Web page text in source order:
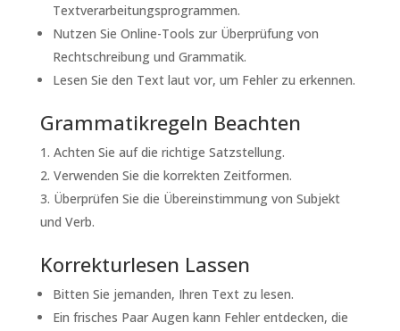
Textverarbeitungsprogrammen.
Nutzen Sie Online-Tools zur Überprüfung von
Rechtschreibung und Grammatik.
Lesen Sie den Text laut vor, um Fehler zu erkennen.
Grammatikregeln Beachten
Achten Sie auf die richtige Satzstellung.
Verwenden Sie die korrekten Zeitformen.
Überprüfen Sie die Übereinstimmung von Subjekt
und Verb.
Korrekturlesen Lassen
Bitten Sie jemanden, Ihren Text zu lesen.
Ein frisches Paar Augen kann Fehler entdecken, die